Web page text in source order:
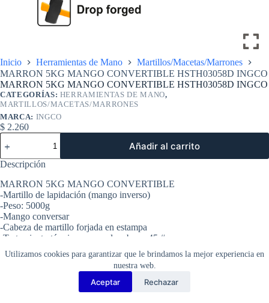
Utilizamos cookies para garantizar que le brindamos la mejor experiencia en
nuestra web.
Aceptar Rechazar
Inicio Herramientas de Mano
Martillos/Macetas/Marrones
MARRON 5KG MANGO CONVERTIBLE HSTH03058D INGCO
MARRON 5KG MANGO CONVERTIBLE HSTH03058D INGCO
CATEGORÍAS: HERRAMIENTAS DE MANO,
MARTILLOS/MACETAS/MARRONES
MARCA: INGCO
$ 2.260
MARRON
5KG
MANGO
CONVERTIBLE
INGCO
cantidad
Añadir al carrito
Descripción
MARRON 5KG MANGO CONVERTIBLE
-Martillo de lapidación (mango inverso)
-Peso: 5000g
-Mango conversar
-Cabeza de martillo forjada en estampa
-Tratamiento térmico, acero al carbono 45 #
-Mango de fibra de vidrio de diseño único
Empaquetado por etiqueta
Copyright Barbosa Tools©